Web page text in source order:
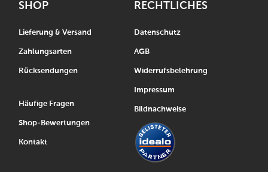
SHOP
Lieferung & Versand
Zahlungsarten
Rücksendungen
Häufige Fragen
Shop-Bewertungen
Kontakt
RECHTLICHES
Datenschutz
AGB
Widerrufsbelehrung
Impressum
Bildnachweise